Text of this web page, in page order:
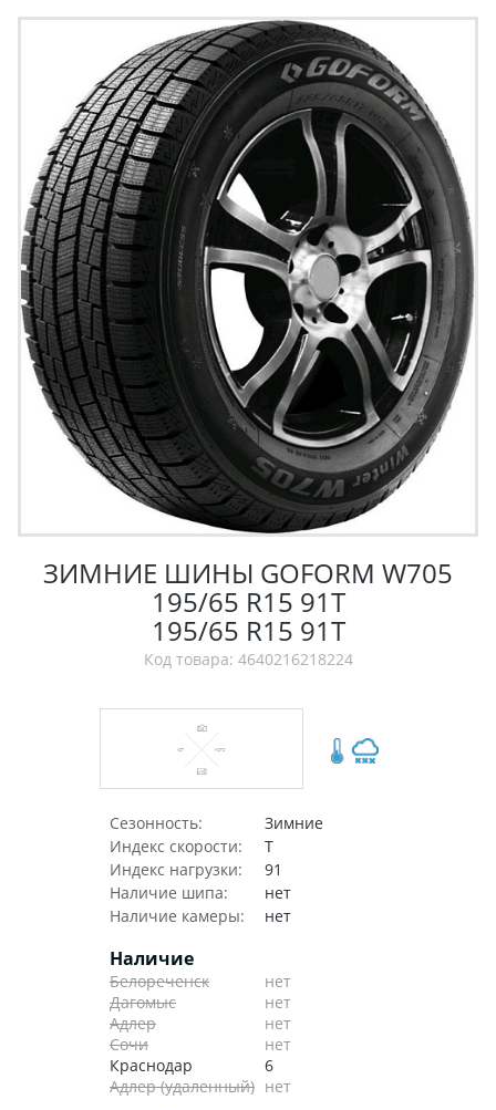
ЗИМНИЕ ШИНЫ GOFORM W705
195/65 R15 91T
195/65 R15 91T
Код товара: 4640216218224
Сезонность:
Зимние
Индекс скорости:
T
Индекс нагрузки:
91
Наличие шипа:
нет
Наличие камеры:
нет
Наличие
Белореченск
нет
Дагомыс
нет
Адлер
нет
Сочи
нет
Краснодар
6
Адлер (удаленный) нет